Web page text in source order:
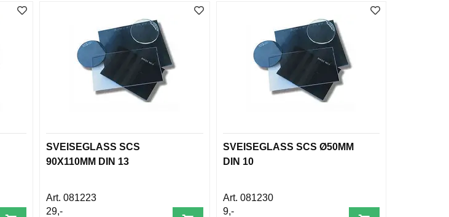
SVEISEGLASS SCS
90X110MM DIN 13
081223
29,-
SVEISEGLASS SCS Ø50MM
DIN 10
081230
9,-